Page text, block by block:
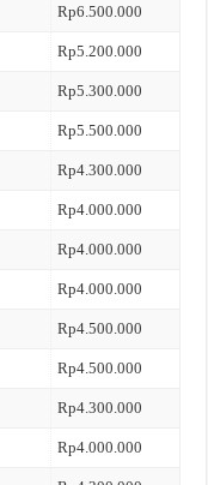
Rp6.500.000
Rp5.200.000
Rp5.300.000
Rp5.500.000
Rp4.300.000
Rp4.000.000
Rp4.000.000
Rp4.000.000
Rp4.500.000
Rp4.500.000
Rp4.300.000
Rp4.000.000